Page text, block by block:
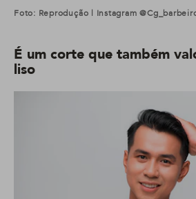
Foto: Reprodução | Instagram
É um corte que também
liso